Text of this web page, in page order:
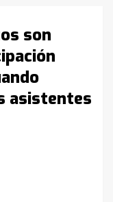
son
asistentes